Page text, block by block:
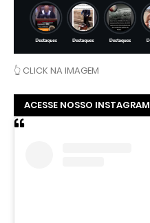
👆 CLICK NA IMAGEM
ACESSE NOSSO INSTAGRAM